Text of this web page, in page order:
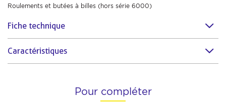
Roulements et butées à billes (hors série 6000)
Fiche technique
Caractéristiques
Pour compléter